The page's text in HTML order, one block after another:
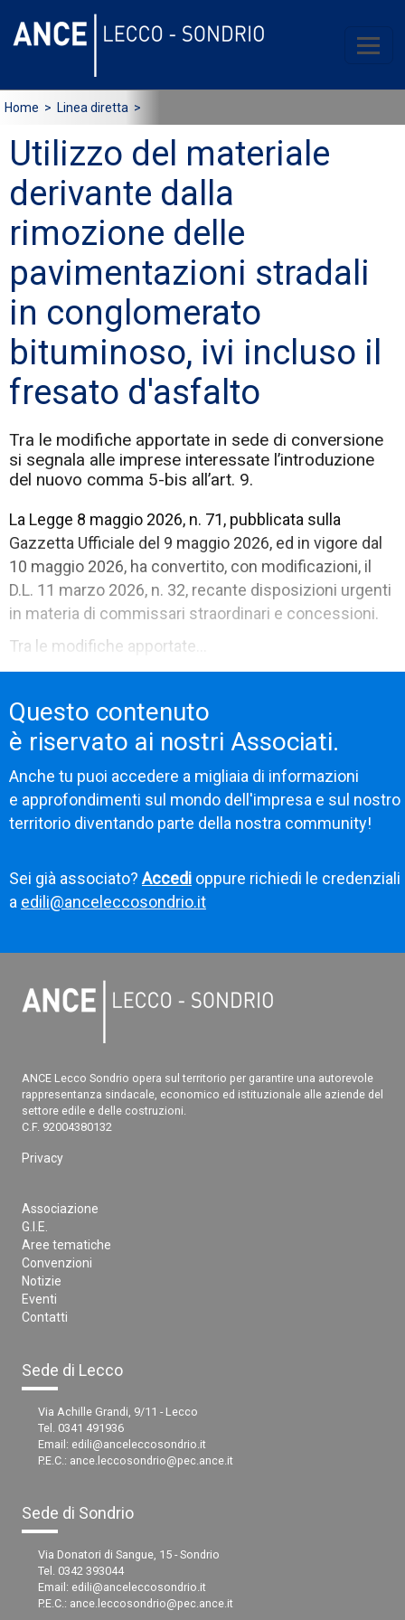
Home > Linea diretta >
Utilizzo del materiale
derivante dalla
rimozione delle
pavimentazioni stradali
in conglomerato
bituminoso, ivi incluso il
fresato d'asfalto
Tra le modifiche apportate in sede di conversione
si segnala alle imprese interessate l’introduzione
del nuovo comma 5-bis all’art. 9.
La Legge 8 maggio 2026, n. 71, pubblicata sulla
Gazzetta Ufficiale del 9 maggio 2026, ed in vigore dal
10 maggio 2026, ha convertito, con modificazioni, il
D.L. 11 marzo 2026, n. 32, recante disposizioni urgenti
in materia di commissari straordinari e concessioni.
Tra le modifiche apportate...
Questo contenuto
è riservato ai nostri Associati.
Anche tu puoi accedere a migliaia di informazioni
e approfondimenti sul mondo dell'impresa e sul nostro
territorio diventando parte della nostra community!
Sei già associato?Accedi oppure richiedi le credenziali
a edili@anceleccosondrio.it
ANCE Lecco Sondrio opera sul territorio per garantire una autorevole
rappresentanza sindacale, economico ed istituzionale alle aziende del
settore edile e delle costruzioni.
C.F. 92004380132
Privacy
Associazione
G.I.E.
Aree tematiche
Convenzioni
Notizie
Eventi
Contatti
Sede di Lecco
Via Achille Grandi, 9/11 - Lecco
Tel. 0341 491936
Email: edili@anceleccosondrio.it
P.E.C.: ance.leccosondrio@pec.ance.it
Sede di Sondrio
Via Donatori di Sangue, 15 - Sondrio
Tel. 0342 393044
Email: edili@anceleccosondrio.it
P.E.C.: ance.leccosondrio@pec.ance.it